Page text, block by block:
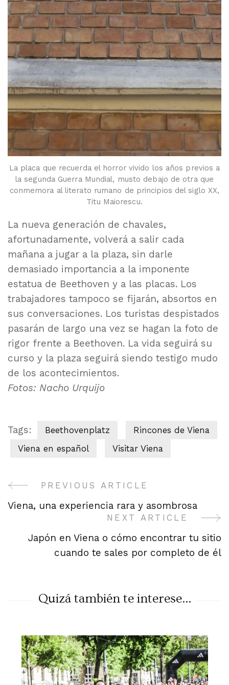
La placa que recuerda el horror vivido los años previos a
la segunda Guerra Mundial, musto debajo de otra que
conmemora al literato rumano de principios del siglo XX,
Titu Maiorescu.
La nueva generación de chavales,
afortunadamente, volverá a salir cada
mañana a jugar a la plaza, sin darle
demasiado importancia a la imponente
estatua de Beethoven y a las placas. Los
trabajadores tampoco se fijarán, absortos en
sus conversaciones. Los turistas despistados
pasarán de largo una vez se hagan la foto de
rigor frente a Beethoven. La vida seguirá su
curso y la plaza seguirá siendo testigo mudo
de los acontecimientos.
Fotos: Nacho Urquijo
Tags: Beethovenplatz
Rincones de Viena
Viena en español
Visitar Viena
Post
Navigation
PREVIOUS ARTICLE
Viena, una experiencia rara y asombrosa
NEXT ARTICLE
Japón en Viena o cómo encontrar tu sitio
cuando te sales por completo de él
Quizá también te interese...